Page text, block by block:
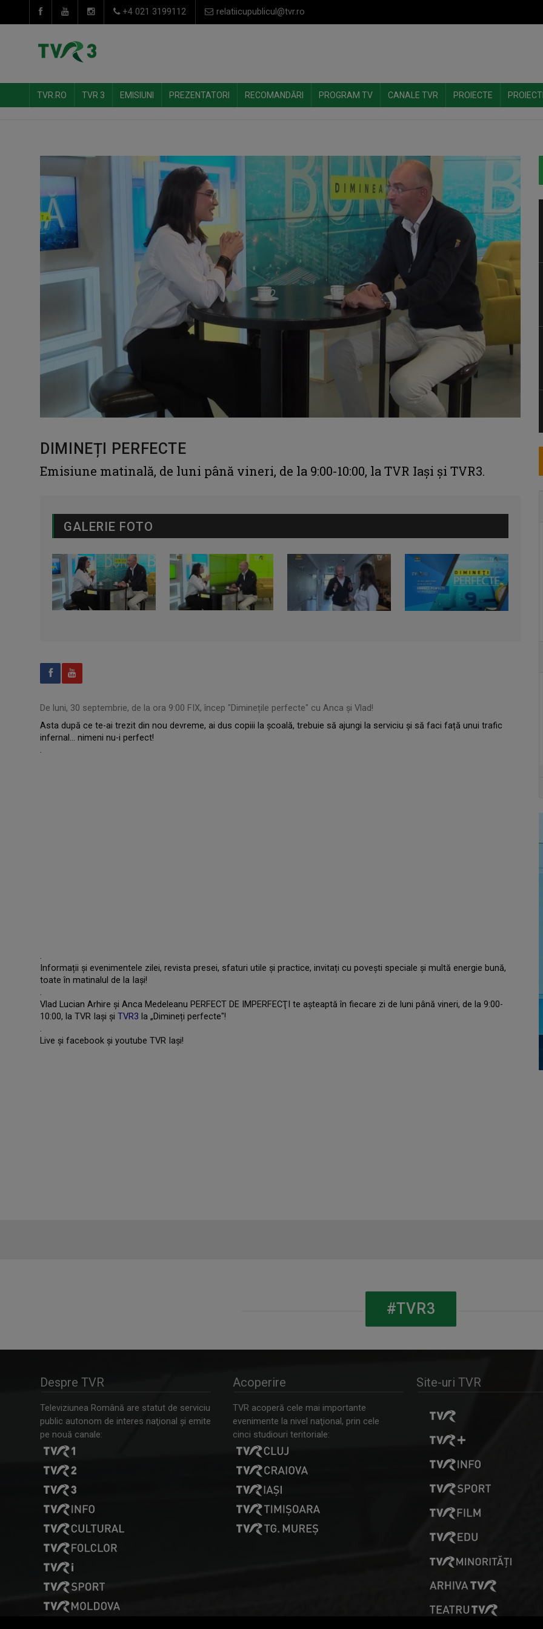
+4 021 3199112 relatiicupublicul@tvr.ro
TVR.RO TVR 3 EMISIUNI PREZENTATORI RECOMANDĂRI PROGRAM TV CANALE TVR PROIECTE
DIMINEȚI PERFECTE
Emisiune matinală, de luni până vineri, de la 9:00-10:00, la TVR Iași și TVR3.
GALERIE FOTO
De luni, 30 septembrie, de la ora 9:00 FIX, încep "Diminețile perfecte" cu Anca și Vlad!
Asta după ce te-ai trezit din nou devreme, ai dus copiii la școală, trebuie să ajungi la serviciu și să faci față unui trafic
infernal... nimeni nu-i perfect!
.
.
Informații și evenimentele zilei, revista presei, sfaturi utile și practice, invitați cu povești speciale și multă energie bună,
toate în matinalul de la Iași!
.
Vlad Lucian Arhire şi Anca Medeleanu PERFECT DE IMPERFECŢI te așteaptă în fiecare zi de luni până vineri, de la 9:00-
10:00, la TVR Iaşi şi TVR3 la „Dimineți perfecte"!
.
Live şi facebook și youtube TVR Iași!
#TVR3
Despre TVR
Televiziunea Română are statut de serviciu
public autonom de interes naţional şi emite
pe nouă canale:
Acoperire
TVR acoperă cele mai importante
evenimente la nivel naţional, prin cele
cinci studiouri teritoriale:
Site-uri TVR